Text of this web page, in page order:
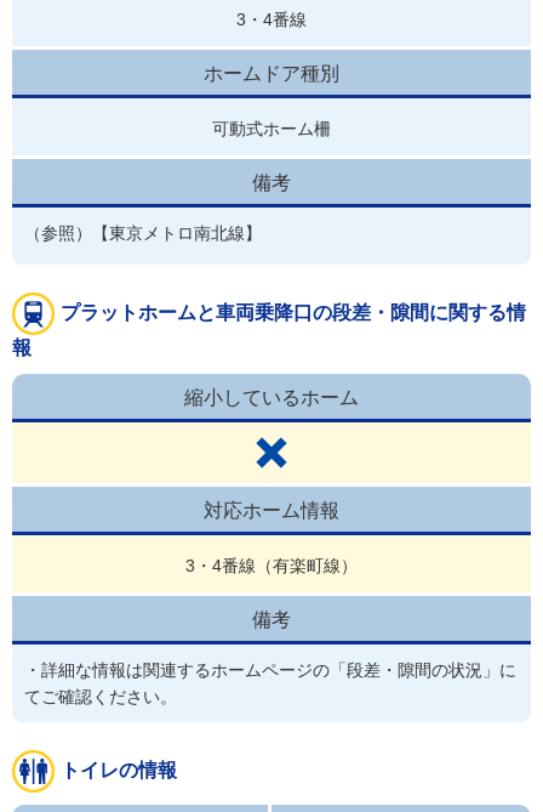
3・4番線
ホームドア種別
可動式ホーム柵
備考
（参照）【東京メトロ南北線】
プラットホームと車両乗降口の段差・隙間に関する情
報
縮小しているホーム
対応ホーム情報
3・4番線（有楽町線）
備考
・詳細な情報は関連するホームページの「段差・隙間の状況」に
てご確認ください。
トイレの情報